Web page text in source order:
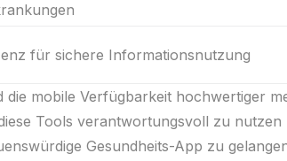
für sichere Informationsnutzung
die mobile Verfügbarkeit hochwertiger
Tools verantwortungsvoll zu
Gesundheits-App zu